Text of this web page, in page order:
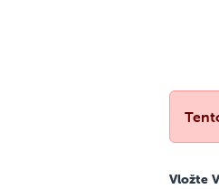
Vložte